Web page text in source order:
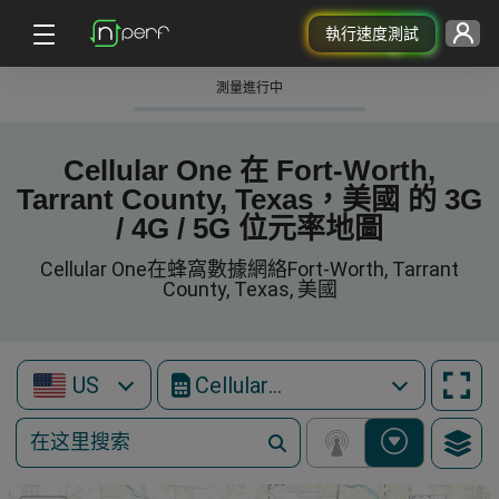
執行速度測試
測量進行中
Cellular One 在 Fort-Worth,
Tarrant County, Texas，美國 的 3G
/ 4G / 5G 位元率地圖
Cellular One在蜂窩數據網絡Fort-Worth, Tarrant
County, Texas, 美國
US Cellular One